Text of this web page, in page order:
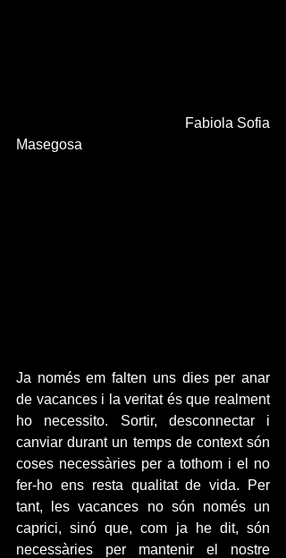
Masegosa
Ja només em falten uns dies per anar
de vacances i la veritat és que realment
ho necessito. Sortir, desconnectar i
canviar durant un temps de context són
coses necessàries per a tothom i el no
fer-ho ens resta qualitat de vida. Per
tant, les vacances no són només un
caprici, sinó que, com ja he dit, són
necessàries per mantenir el nostre